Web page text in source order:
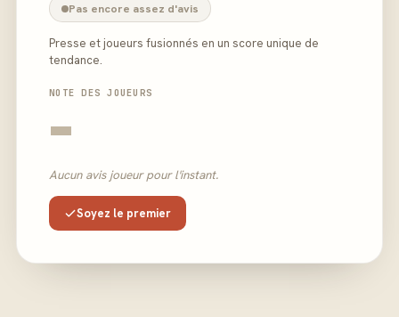
Pas encore assez d'avis
Presse et joueurs fusionnés en un score unique de
tendance.
NOTE DES JOUEURS
-
Aucun avis joueur pour l'instant.
Soyez le premier